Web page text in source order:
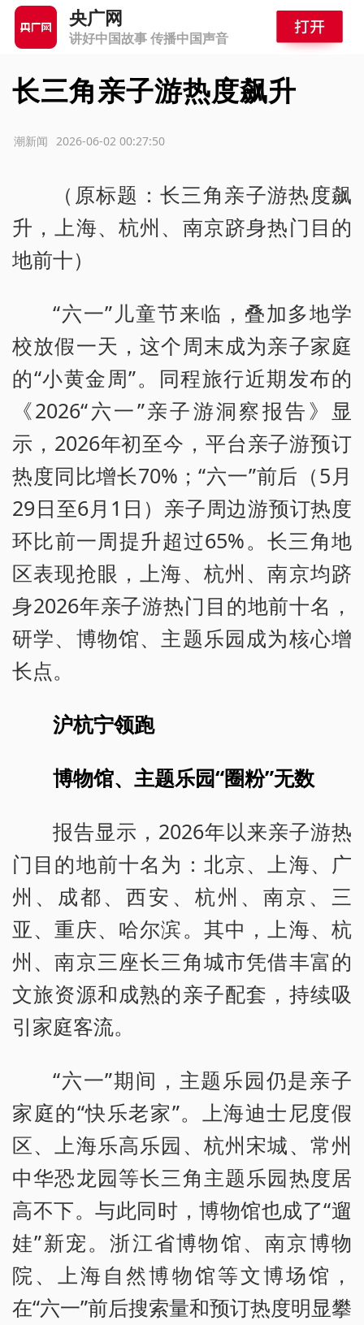
央广网
讲好中国故事 传播中国声音
长三角亲子游热度飙升
2026-06-02 00:27:50
潮新闻
（原标题：长三角亲子游热度飙
升，上海、杭州、南京跻身热门目的
地前十）
“六一”儿童节来临，叠加多地学
校放假一天，这个周末成为亲子家庭
的“小黄金周”。同程旅行近期发布的
《2026“六一”亲子游洞察报告》显
示，2026年初至今，平台亲子游预订
热度同比增长70%；“六一”前后（5月
29日至6月1日）亲子周边游预订热度
环比前一周提升超过65%。长三角地
区表现抢眼，上海、杭州、南京均跻
身2026年亲子游热门目的地前十名，
研学、博物馆、主题乐园成为核心增
长点。
沪杭宁领跑
博物馆、主题乐园“圈粉”无数
报告显示，2026年以来亲子游热
门目的地前十名为：北京、上海、广
州、成都、西安、杭州、南京、三
亚、重庆、哈尔滨。其中，上海、杭
州、南京三座长三角城市凭借丰富的
文旅资源和成熟的亲子配套，持续吸
引家庭客流。
“六一”期间，主题乐园仍是亲子
家庭的“快乐老家”。上海迪士尼度假
区、上海乐高乐园、杭州宋城、常州
中华恐龙园等长三角主题乐园热度居
高不下。与此同时，博物馆也成了“遛
娃”新宠。浙江省博物馆、南京博物
院、上海自然博物馆等文博场馆，
在“六一”前后搜索量和预订热度明显攀